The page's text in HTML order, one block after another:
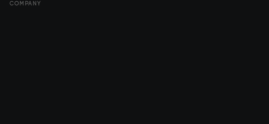
COMPANY